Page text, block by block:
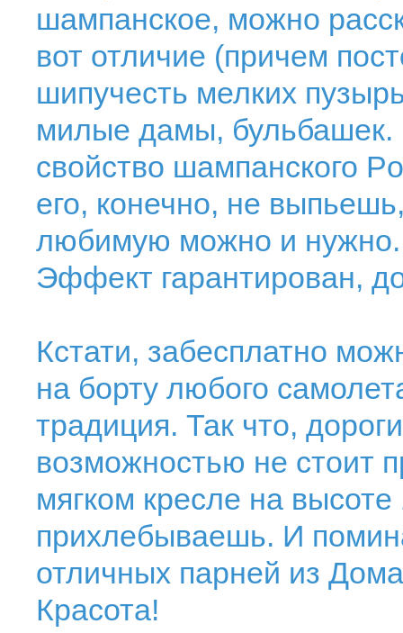
шампанское, можно
вот отличие (причем
шипучесть мелких
милые дамы,
свойство шампанского
его, конечно, не
любимую можно и нужно.
Эффект гарантирован,
Кстати, забесплатно
на борту любого
традиция. Так что,
возможностью не стоит
мягком кресле на
прихлебываешь. И
отличных парней из
Красота!